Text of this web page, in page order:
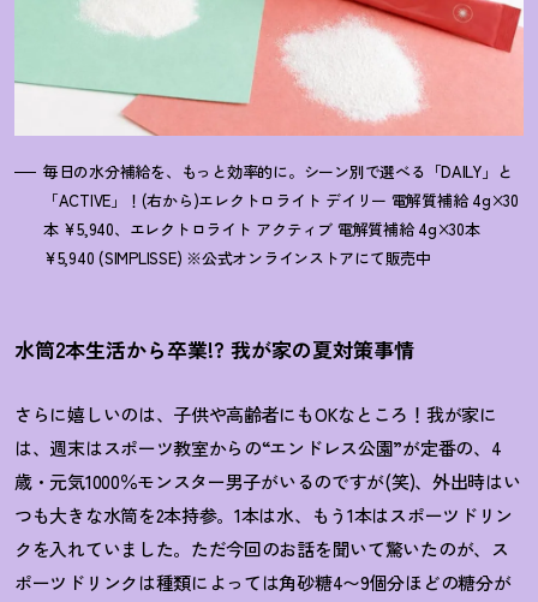
毎日の水分補給を、もっと効率的に。シーン別で選べる「DAILY」と
「ACTIVE」
！ (右から)エレクトロライト デイリー 電解質補給 4g×30
本 ¥5,940、エレクトロライト アクティブ 電解質補給 4g×30本
¥5,940 (SIMPLISSE) ※公式オンラインストアにて販売中
水筒2本生活から卒業!? 我が家の夏対策事情
さらに嬉しいのは、子供や高齢者にもOKなところ ！ 我が家に
は、週末はスポーツ教室からの“エンドレス公園”が定番の、4
歳・元気1000％モンスター男子がいるのですが(笑)、外出時はい
つも大きな水筒を2本持参。1本は水、もう1本はスポーツドリン
クを入れていました。ただ今回のお話を聞いて驚いたのが、ス
ポーツドリンクは種類によっては角砂糖4〜9個分ほどの糖分が